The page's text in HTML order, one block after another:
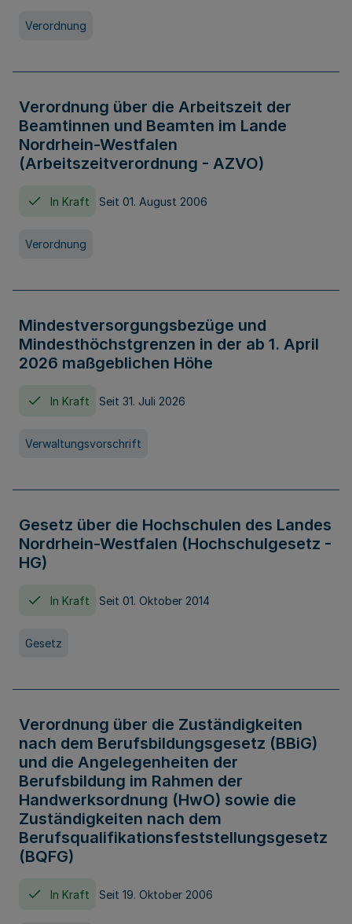
Verordnung
Verordnung über die Arbeitszeit der
Beamtinnen und Beamten im Lande
Nordrhein-Westfalen
(Arbeitszeitverordnung - AZVO)
In Kraft Seit 01. August 2006
Verordnung
Mindestversorgungsbezüge und
Mindesthöchstgrenzen in der ab 1. April
2026 maßgeblichen Höhe
In Kraft Seit 31. Juli 2026
Verwaltungsvorschrift
Gesetz über die Hochschulen des Landes
Nordrhein-Westfalen (Hochschulgesetz -
HG)
In Kraft Seit 01. Oktober 2014
Gesetz
Verordnung über die Zuständigkeiten
nach dem Berufsbildungsgesetz (BBiG)
und die Angelegenheiten der
Berufsbildung im Rahmen der
Handwerksordnung (HwO) sowie die
Zuständigkeiten nach dem
Berufsqualifikationsfeststellungsgesetz
(BQFG)
In Kraft Seit 19. Oktober 2006